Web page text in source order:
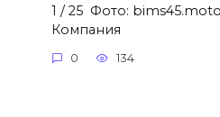
1 / 25 Фото:
Компания
0 134